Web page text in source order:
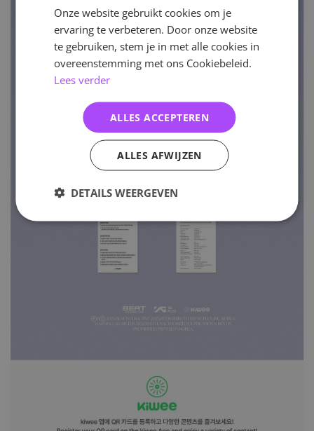
Onze website gebruikt cookies om je
ervaring te verbeteren. Door onze website
te gebruiken, stem je in met alle cookies in
overeenstemming met ons Cookiebeleid.
Lees verder
ALLES ACCEPTEREN
ALLES AFWIJZEN
DETAILS WEERGEVEN